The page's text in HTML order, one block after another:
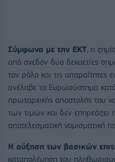
Σύμφωνα με την ΕΚΤ, η
από σχεδόν δύο δεκαετίες
τον ρόλο και τις απαραίτητες
ανέλαβε το Ευρωσύστημα
πρωταρχικής αποστολής του
των τιμών και δεν επηρεάζει
αποτελεσματική νομισματική
Η αύξηση των βασικών
καταπολέμηση του